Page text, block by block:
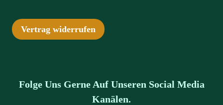
Vertrag widerrufen
Folge Uns Gerne Auf Unseren Social Media
Kanälen.